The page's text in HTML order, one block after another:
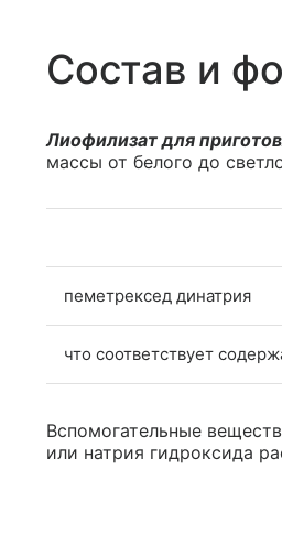
Состав и
Лиофилизат для
массы от белого до
пеметрексед динатрия
что соответствует
Вспомогательные
или натрия гидроксида